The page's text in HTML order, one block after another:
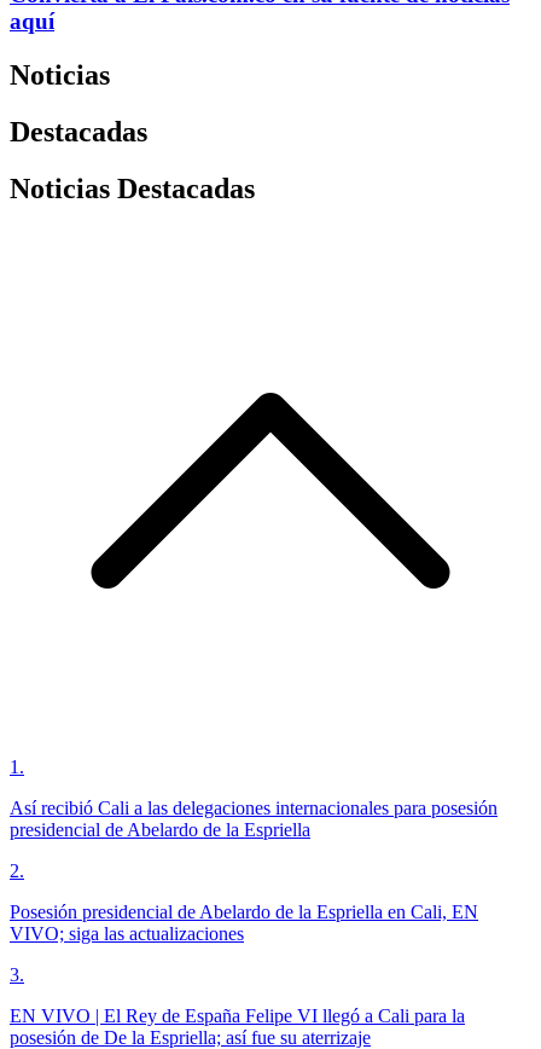
aquí
Noticias
Destacadas
Noticias Destacadas
1 .
Así recibió Cali a las delegaciones internacionales para posesión
presidencial de Abelardo de la Espriella
2.
Posesión presidencial de Abelardo de la Espriella en Cali, EN
VIVO; siga las actualizaciones
3.
EN VIVO | El Rey de España Felipe VI llegó a Cali para la
posesión de De la Espriella; así fue su aterrizaje